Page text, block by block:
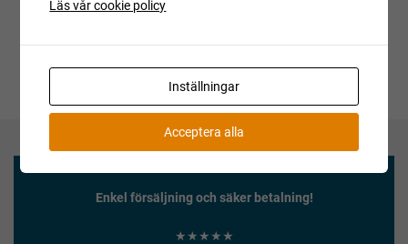
Enkel försäljning och säker betalning!
★★★★★
Läs vår cookie policy
Inställningar
Acceptera alla